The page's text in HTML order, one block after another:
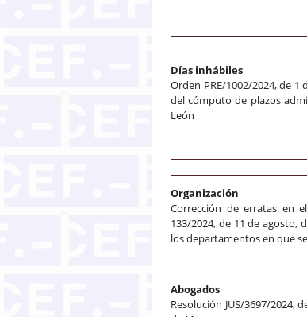
Días inhábiles
Orden PRE/1002/2024, de
del cómputo de plazos
León
Organización
Corrección de erratas en
133/2024, de 11 de
los departamentos en que
Abogados
Resolución JUS/3697/2024,